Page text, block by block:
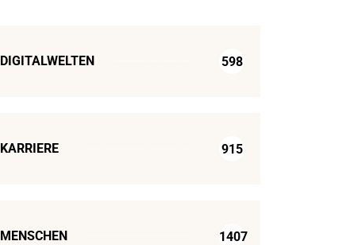
DIGITALWELTEN 598
KARRIERE 915
MENSCHEN 1407